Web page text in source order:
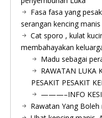
Fasa fasa yang
serangan kencing manis
Cat sporo , kulat
membahayakan
Madu sebagai
RAWATAN LUKA
PESAKIT PESAKIT
———–INFO
Rawatan Yang